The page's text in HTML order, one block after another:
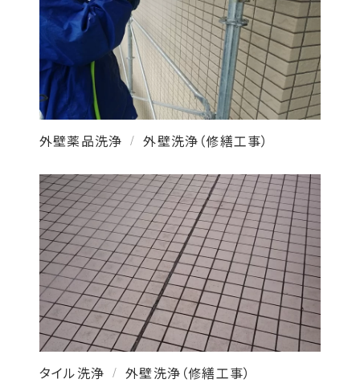
外壁薬品洗浄 / 外壁洗浄（修繕工事）
タイル洗浄 / 外壁洗浄（修繕工事）